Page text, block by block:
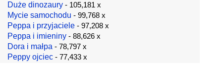
Duże dinozaury - 105,181 x
Mycie samochodu - 99,768 x
Peppa i przyjaciele - 97,208 x
Peppa i imieniny - 88,626 x
Dora i małpa - 78,797 x
Peppy ojciec - 77,433 x